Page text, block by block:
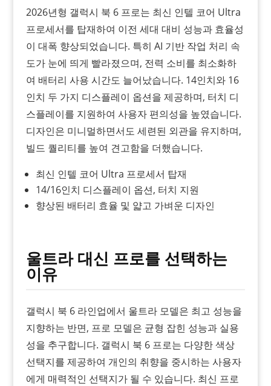
2026년형 갤럭시 북 6 프로는 최신 인텔 코어 Ultra
프로세서를 탑재하여 이전 세대 대비 성능과 효율성
이 대폭 향상되었습니다. 특히 AI 기반 작업 처리 속
도가 눈에 띄게 빨라졌으며, 전력 소비를 최소화하
여 배터리 사용 시간도 늘어났습니다. 14인치와 16
인치 두 가지 디스플레이 옵션을 제공하며, 터치 디
스플레이를 지원하여 사용자 편의성을 높였습니다.
디자인은 미니멀하면서도 세련된 외관을 유지하며,
빌드 퀄리티를 높여 견고함을 더했습니다.
최신 인텔 코어 Ultra 프로세서 탑재
14/16인치 디스플레이 옵션, 터치 지원
향상된 배터리 효율 및 얇고 가벼운 디자인
울트라 대신 프로를 선택하는
이유
갤럭시 북 6 라인업에서 울트라 모델은 최고 성능을
지향하는 반면, 프로 모델은 균형 잡힌 성능과 실용
성을 추구합니다. 갤럭시 북 6 프로는 다양한 색상
선택지를 제공하여 개인의 취향을 중시하는 사용자
에게 매력적인 선택지가 될 수 있습니다. 최신 프로